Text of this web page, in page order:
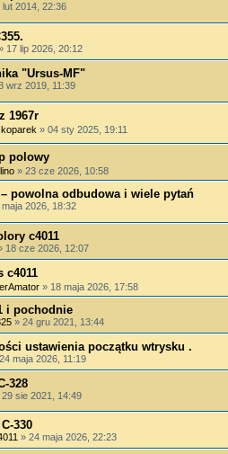
lut 2014, 22:36
17 lip 2026, 20:12
"Ursus-MF"
wrz 2019, 11:39
1967r
» 04 sty 2025, 19:11
polowy
» 23 cze 2026, 10:58
– powolna odbudowa i wiele pytań
maja 2026, 18:32
c4011
18 cze 2026, 12:07
c4011
» 18 maja 2026, 17:58
i pochodnie
» 24 gru 2021, 13:44
ustawienia początku wtrysku .
24 maja 2026, 11:19
328
29 sie 2021, 14:49
330
» 24 maja 2026, 22:23